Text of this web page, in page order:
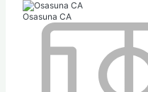
Osasuna CA